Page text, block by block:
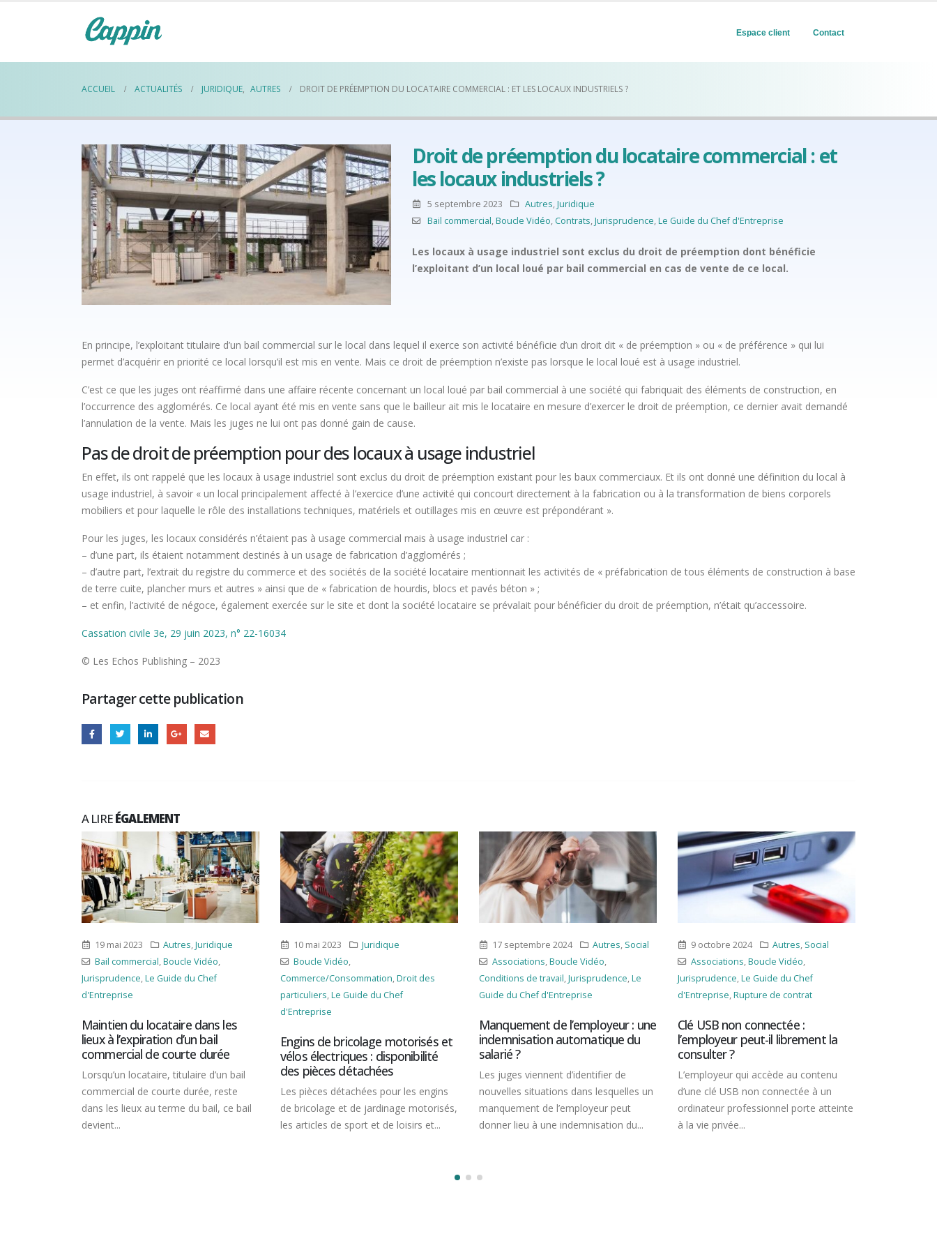
Espace client Contact
ACCUEIL ACTUALITÉS JURIDIQUE, AUTRES DROIT DE PRÉEMPTION DU LOCATAIRE COMMERCIAL : ET LES LOCAUX INDUSTRIELS ?
Droit de préemption du locataire commercial : et
les locaux industriels ?
5 septembre 2023 Autres,Juridique
Bail commercial,Boucle Vidéo, Contrats,Jurisprudence,Le Guide du Chef d'Entreprise
Les locaux à usage industriel sont exclus du droit de préemption dont bénéficie
l’exploitant d’un local loué par bail commercial en cas de vente de ce local.
En principe, l’exploitant titulaire d’un bail commercial sur le local dans lequel il exerce son activité bénéficie d’un droit dit « de préemption » ou « de préférence » qui lui
permet d’acquérir en priorité ce local lorsqu’il est mis en vente. Mais ce droit de préemption n’existe pas lorsque le local loué est à usage industriel.
C’est ce que les juges ont réaffirmé dans une affaire récente concernant un local loué par bail commercial à une société qui fabriquait des éléments de construction, en
l’occurrence des agglomérés. Ce local ayant été mis en vente sans que le bailleur ait mis le locataire en mesure d’exercer le droit de préemption, ce dernier avait demandé
l’annulation de la vente. Mais les juges ne lui ont pas donné gain de cause.
Pas de droit de préemption pour des locaux à usage industriel
En effet, ils ont rappelé que les locaux à usage industriel sont exclus du droit de préemption existant pour les baux commerciaux. Et ils ont donné une définition du local à
usage industriel, à savoir « un local principalement affecté à l’exercice d’une activité qui concourt directement à la fabrication ou à la transformation de biens corporels
mobiliers et pour laquelle le rôle des installations techniques, matériels et outillages mis en œuvre est prépondérant ».
Pour les juges, les locaux considérés n’étaient pas à usage commercial mais à usage industriel car :
– d’une part, ils étaient notamment destinés à un usage de fabrication d’agglomérés ;
– d’autre part, l’extrait du registre du commerce et des sociétés de la société locataire mentionnait les activités de « préfabrication de tous éléments de construction à base
de terre cuite, plancher murs et autres » ainsi que de « fabrication de hourdis, blocs et pavés béton » ;
– et enfin, l’activité de négoce, également exercée sur le site et dont la société locataire se prévalait pour bénéficier du droit de préemption, n’était qu’accessoire.
Cassation civile 3e, 29 juin 2023, n° 22-16034
© Les Echos Publishing – 2023
Partager cette publication
A LIREÉGALEMENT
Autres, Juridique
Boucle Vidéo,
Le Guide du Chef
du locataire dans les
à l’expiration d’un bail
de courte durée
locataire, titulaire d’un bail
de courte durée, reste
les lieux au terme du bail, ce bail
10 mai 2023
Juridique
Boucle Vidéo
Commerce/Consommation,Droit des
Le Guide du Chef
Engins de bricolage motorisés et
vélos électriques : disponibilité
des pièces détachées
Les pièces détachées pour les engins
de bricolage et de jardinage motorisés,
les articles de sport et de loisirs et...
17 septembre 2024 Autres,Social
Boucle Vidéo,
Conditions de travail
,Jurisprudence ,Le
Guide du Chef d'Entreprise
Manquement de l’employeur : une
indemnisation automatique du
salarié ?
Les juges viennent d’identifier de
nouvelles situations dans lesquelles un
manquement de l’employeur peut
donner lieu à une indemnisation du...
9 octobre 2024 Autres,Social
Associations
Boucle Vidéo,
Jurisprudence
Le Guide du Chef
d'Entreprise
Rupture de contrat
Clé USB non connectée :
l’employeur peut-il librement la
L’employeur qui accède au contenu
d’une clé USB non connectée à un
ordinateur professionnel porte atteinte
à la vie privée...
28 mai 2024
Associations
Immanquable
d'Entreprise
Frais bancaires des très
entreprises : vers plus de
Dans le cadre du projet de loi de
simplification de la vie
pouvoirs publics souhaitent